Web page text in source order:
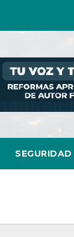
SEGURIDAD